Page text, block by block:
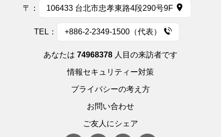
〒： 106433 台北市忠孝東路4段290号9F
TEL： +886-2-2349-1500（代表）
あなたは 74968378 人目の来訪者です
情報セキュリティー対策
プライバシーの考え方
お問い合わせ
ご友人にシェア